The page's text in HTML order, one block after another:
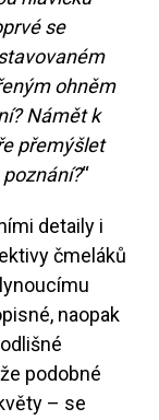
se
ohněm
Námět k
přemýšlet
“
detaily i
čmeláků
naopak
podobné
– se